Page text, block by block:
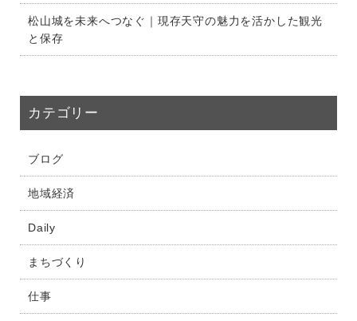
松山城を未来へつなぐ｜現存天守の魅力を活かした観光
と保存
カテゴリー
ブログ
地域経済
Daily
まちづくり
仕事